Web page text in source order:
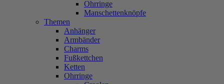
Ohrringe
Manschettenknöpfe
Themen
Anhänger
Armbänder
Charms
Fußkettchen
Ketten
Ohrringe